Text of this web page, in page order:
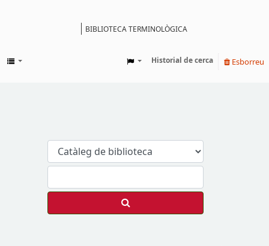
BIBLIOTECA TERMINOLÒGICA
Historial de cerca Esborreu